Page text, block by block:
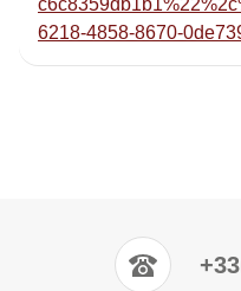
6218-4858-8670-